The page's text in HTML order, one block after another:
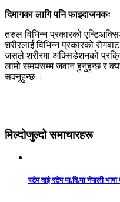
दिमागका लागि पनि फाइदाजनकः
तरुल विभिन्न प्रकारको
शरीरलाई विभिन्न प्रकारको
जसले शरीरमा अक्सिडेशनको
लामो समयसम्म जवान हुनुहुन्छ र
सक्नुहुन्छ ।
मिल्दोजुल्दो समाचारहरू
स्टेप वाई स्टेप मा.वि.मा नेपाली